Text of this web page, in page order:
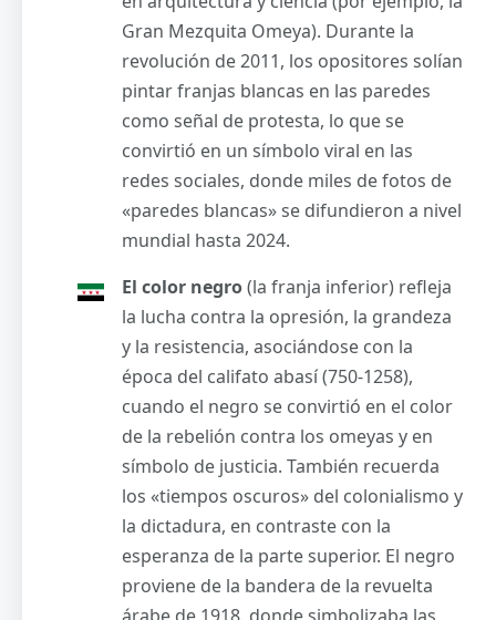
Gran Mezquita Omeya). Durante la
revolución de 2011, los opositores solían
pintar franjas blancas en las paredes
como señal de protesta, lo que se
convirtió en un símbolo viral en las
redes sociales, donde miles de fotos de
«paredes blancas» se difundieron a nivel
mundial hasta 2024.
El color negro(la franja inferior) refleja
la lucha contra la opresión, la grandeza
y la resistencia, asociándose con la
época del califato abasí (750-1258),
cuando el negro se convirtió en el color
de la rebelión contra los omeyas y en
símbolo de justicia. También recuerda
los «tiempos oscuros» del colonialismo y
la dictadura, en contraste con la
esperanza de la parte superior. El negro
proviene de la bandera de la revuelta
árabe de 1918, donde simbolizaba las